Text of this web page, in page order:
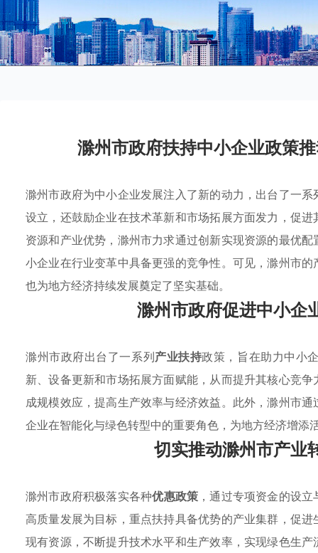
滁州市政府扶持中小企业政策
滁州市政府为中小企业发展注入了新的动力，出台了一系
设立，还鼓励企业在技术革新和市场拓展方面发力，促
资源和产业优势，滁州市力求通过创新实现资源的最优
小企业在行业变革中具备更强的竞争性。可见，滁州市
也为地方经济持续发展奠定了坚实基础。
滁州市政府促进中小企
滁州市政府出台了一系列产业扶持政策，旨在助力中小
新、设备更新和市场拓展方面赋能，从而提升其核心竞
成规模效应，提高生产效率与经济效益。此外，滁州市
企业在智能化与绿色转型中的重要角色，为地方经济增添
切实推动滁州市产业
滁州市政府积极落实各种优惠政策 ，通过专项资金的设
高质量发展为目标，重点扶持具备优势的产业集群，促
现有资源，不断提升技术水平和生产效率，实现绿色生